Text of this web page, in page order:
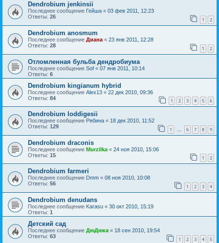
Dendrobium jenkinsii
Последнее сообщение Гейша « 03 фев 2011, 12:23
Ответы: 26 1 2
Dendrobium anosmum
Последнее сообщение Диана « 23 янв 2011, 12:28
Ответы: 28 1 2
Отломленная бульба дендробиума
Последнее сообщение Sof « 07 янв 2011, 10:14
Ответы: 6
Dendrobium kingianum hybrid
Последнее сообщение Alex13 « 22 дек 2010, 09:36
Ответы: 84 1 2 3 4 5 6
Dendrobium loddigesii
Последнее сообщение Рябина « 18 дек 2010, 11:52
Ответы: 129 1 … 6 7 8 9
Dendrobium draconis
Последнее сообщение Murzilka « 24 ноя 2010, 15:06
Ответы: 15 1 2
Dendrobium farmeri
Последнее сообщение Dmm « 08 ноя 2010, 10:08
Ответы: 56 1 2 3 4
Dendrobium denudans
Последнее сообщение Karasu « 30 окт 2010, 15:19
Ответы: 1
Детский сад
Последнее сообщение ДюДюка « 18 сен 2010, 19:54
Ответы: 63 1 2 3 4 5